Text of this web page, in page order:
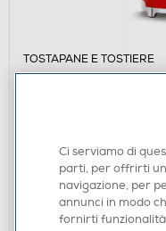
TOSTAPANE E TOSTIERE
SMEG - Tostapane
Acquisto online:
Ritiro in negozio in
Ci serviamo di
parti, per offrirti
navigazione, per
annunci in modo
fornirti funzionalità